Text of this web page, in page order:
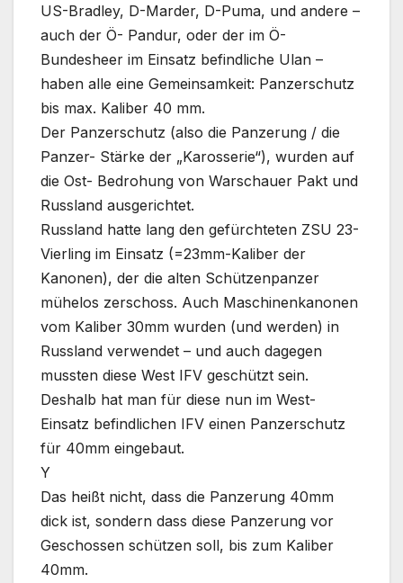
US-Bradley, D-Marder, D-Puma, und andere –
auch der Ö- Pandur, oder der im Ö-
Bundesheer im Einsatz befindliche Ulan –
haben alle eine Gemeinsamkeit: Panzerschutz
bis max. Kaliber 40 mm.
Der Panzerschutz (also die Panzerung / die
Panzer- Stärke der „Karosserie“), wurden auf
die Ost- Bedrohung von Warschauer Pakt und
Russland ausgerichtet.
Russland hatte lang den gefürchteten ZSU 23-
Vierling im Einsatz (=23mm-Kaliber der
Kanonen), der die alten Schützenpanzer
mühelos zerschoss. Auch Maschinenkanonen
vom Kaliber 30mm wurden (und werden) in
Russland verwendet – und auch dagegen
mussten diese West IFV geschützt sein.
Deshalb hat man für diese nun im West-
Einsatz befindlichen IFV einen Panzerschutz
für 40mm eingebaut.
Y
Das heißt nicht, dass die Panzerung 40mm
dick ist, sondern dass diese Panzerung vor
Geschossen schützen soll, bis zum Kaliber
40mm.